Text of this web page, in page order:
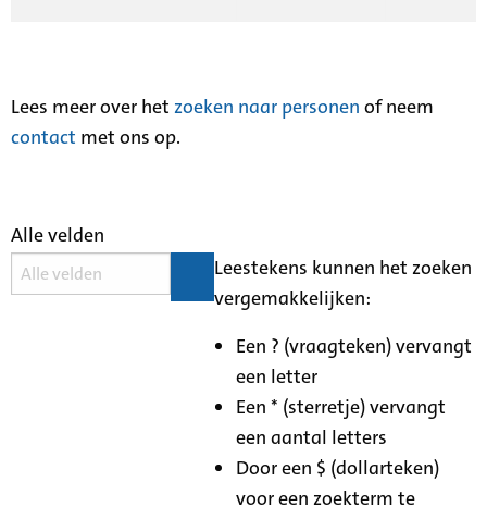
Lees meer over het zoeken naar personen of neem
contact met ons op.
Alle velden
Leestekens kunnen het zoeken
vergemakkelijken:
Een ? (vraagteken) vervangt
een letter
Een * (sterretje) vervangt
een aantal letters
Door een $ (dollarteken)
voor een zoekterm te